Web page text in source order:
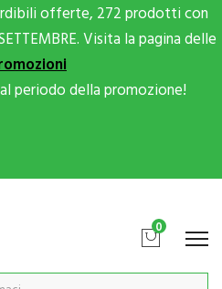
offerte, 272 prodotti con
Visita la pagina delle
periodo della promozione!
0